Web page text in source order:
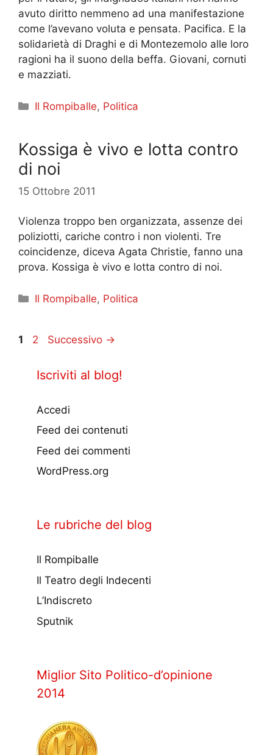
avuto diritto nemmeno ad una manifestazione
come l’avevano voluta e pensata. Pacifica. E la
solidarietà di Draghi e di Montezemolo alle loro
ragioni ha il suono della beffa. Giovani, cornuti
e mazziati.
Categorie
Il Rompiballe, Politica
Kossiga è vivo e lotta contro
di noi
15 Ottobre 2011
Violenza troppo ben organizzata, assenze dei
poliziotti, cariche contro i non violenti. Tre
coincidenze, diceva Agata Christie, fanno una
prova. Kossiga è vivo e lotta contro di noi.
Categorie
Il Rompiballe, Politica
Pagina
1 Pagina
2 Successivo →
Iscriviti al blog!
Accedi
Feed dei contenuti
Feed dei commenti
WordPress.org
Le rubriche del blog
Il Rompiballe
Il Teatro degli Indecenti
L’Indiscreto
Sputnik
Miglior Sito Politico-d’opinione
2014